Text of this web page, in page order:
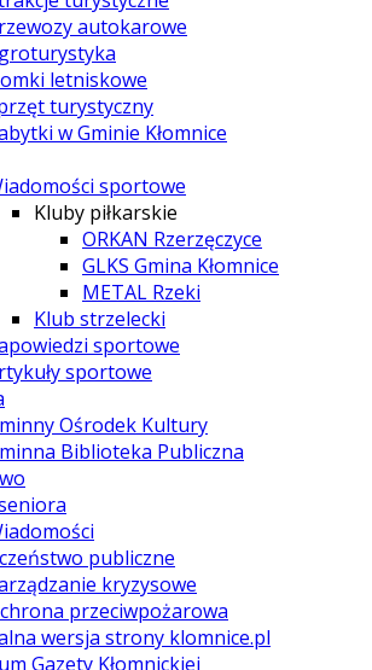
autokarowe
letniskowe
turystyczny
w Gminie Kłomnice
sportowe
Kluby piłkarskie
ORKAN Rzerzęczyce
GLKS Gmina Kłomnice
METAL Rzeki
Klub strzelecki
sportowe
sportowe
Ośrodek Kultury
Biblioteka Publiczna
publiczne
kryzysowe
przeciwpożarowa
wersja strony klomnice.pl
Gazety Kłomnickiej